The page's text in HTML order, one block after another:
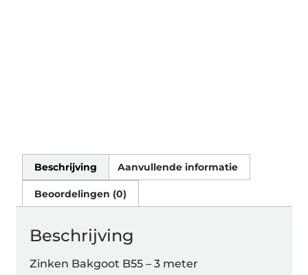
Beschrijving Aanvullende informatie
Beoordelingen (0)
Beschrijving
Zinken Bakgoot B55 – 3 meter